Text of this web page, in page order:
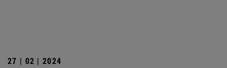
27 | 02 | 2024